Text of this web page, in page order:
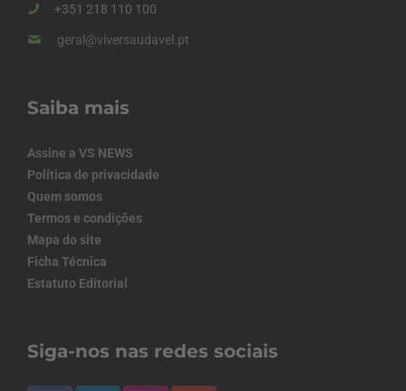
+351 218 110 100
geral@viversaudavel.pt
Saiba mais
Assine a VS NEWS
Política de privacidade
Quem somos
Termos e condições
Mapa do site
Ficha Técnica
Estatuto Editorial
Siga-nos nas redes sociais